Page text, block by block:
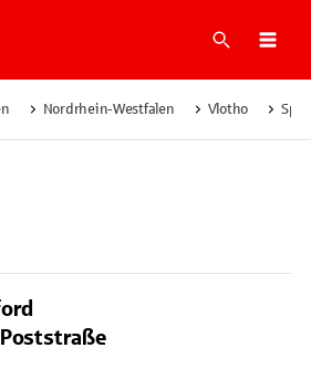
Suche
Nordrhein-Westfalen Vlotho